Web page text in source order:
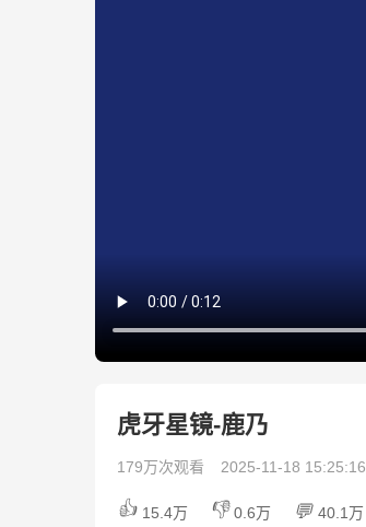
虎牙星镜-鹿乃
179万次观看 2025-11-18 15:25:16
👍 15.4万 👎 0.6万 💬 40.1万